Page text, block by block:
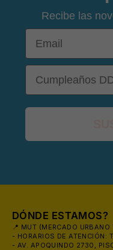
Recibe las
Email
DOB
DÓNDE ESTAMOS?
📍 MUT (MERCADO
- HORARIOS DE
- AV. APOQUINDO 2730,
👙